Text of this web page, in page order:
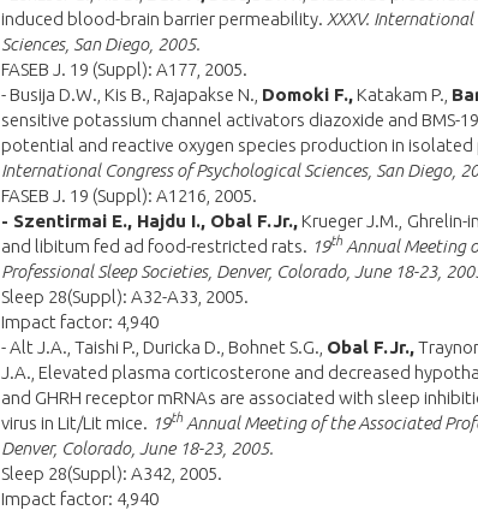
induced blood-brain barrier permeability. XXXV.
Sciences, San Diego, 2005.
FASEB J. 19 (Suppl): A177, 2005.
- Busija D.W., Kis B., Rajapakse N., Domoki F., Katakam P.,
sensitive potassium channel activators diazoxide and BMS-
potential and reactive oxygen species production in
International Congress of Psychological Sciences, San Diego,
FASEB J. 19 (Suppl): A1216, 2005.
- Szentirmai E., Hajdu I., Obal F.Jr., Krueger J.M., Ghrelin-
and libitum fed ad food-restricted rats. 19th Annual Meeting
Professional Sleep Societies, Denver, Colorado, June 18-23,
Sleep 28(Suppl): A32-A33, 2005.
Impact factor: 4,940
- Alt J.A., Taishi P., Duricka D., Bohnet S.G., Obal F.Jr.,
J.A., Elevated plasma corticosterone and decreased
and GHRH receptor mRNAs are associated with sleep
virus in Lit/Lit mice. 19th Annual Meeting of the Associated
Denver, Colorado, June 18-23, 2005.
Sleep 28(Suppl): A342, 2005.
Impact factor: 4,940